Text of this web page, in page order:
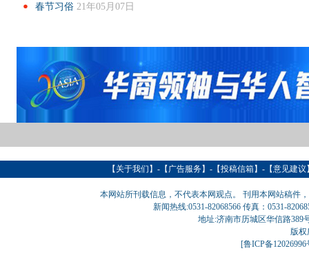
春节习俗 21年05月07日
【 关于我们 】-【 广告服务】-【投稿信箱】-【意见建
本网站所刊载信息，不代表本网观点。 刊用本网站稿件
新闻热线:0531-82068566 传真：0531-
地址:济南市历城区华信路389
版
[鲁ICP备12026996